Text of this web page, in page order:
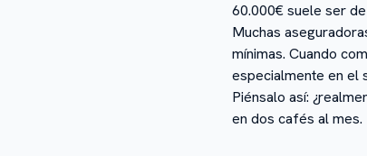
60.000€ suele ser
Muchas
mínimas. Cuando
especialmente en el
Piénsalo así:
en dos cafés al mes.